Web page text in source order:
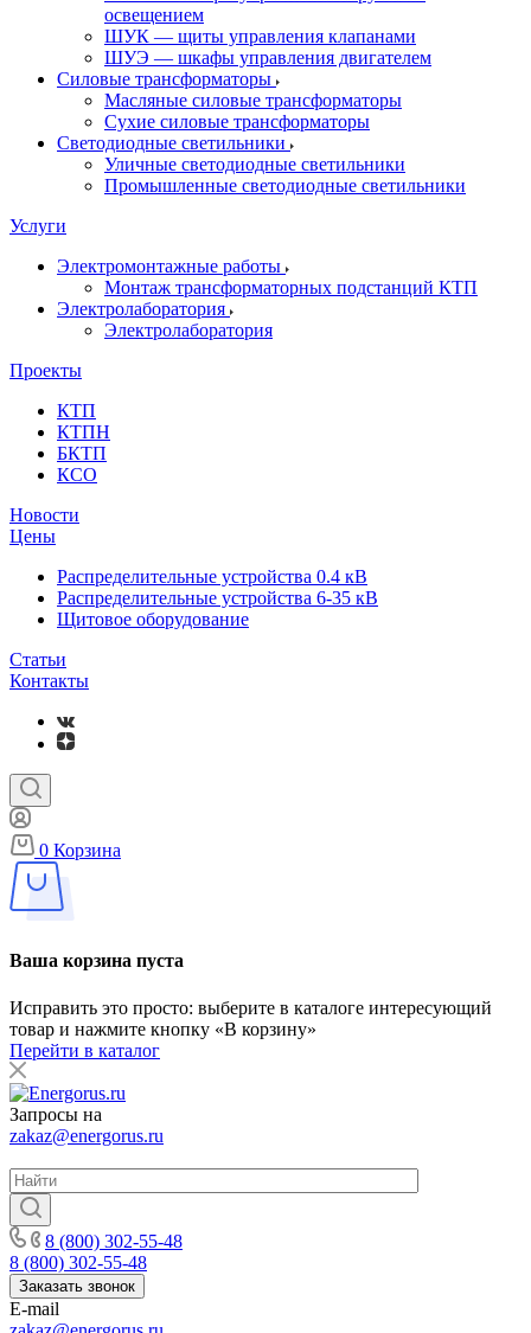
освещением
ШУК — щиты управления клапанами
ШУЭ — шкафы управления двигателем
Силовые трансформаторы
Масляные силовые трансформаторы
Сухие силовые трансформаторы
Светодиодные светильники
Уличные светодиодные светильники
Промышленные светодиодные светильники
Услуги
Электромонтажные работы
Монтаж трансформаторных подстанций КТП
Электролаборатория
Электролаборатория
Проекты
КТП
КТПН
БКТП
КСО
Новости
Цены
Распределительные устройства 0.4 кВ
Распределительные устройства 6-35 кВ
Щитовое оборудование
Статьи
Контакты
0 Корзина
Ваша корзина пуста
Исправить это просто: выберите в каталоге интересующий
товар и нажмите кнопку «В корзину»
Перейти в каталог
Запросы на
zakaz@energorus.ru
8 (800) 302-55-48
8 (800) 302-55-48
Заказать звонок
E-mail